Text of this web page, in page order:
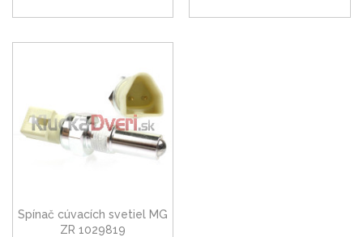
Spínač cúvacích svetiel MG
ZR 1029819